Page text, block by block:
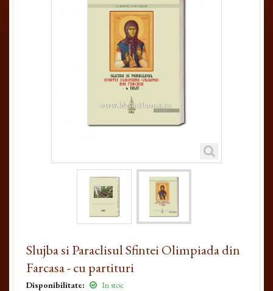
Slujba si Paraclisul Sfintei Olimpiada din
Farcasa - cu partituri
Disponibilitate: In stoc